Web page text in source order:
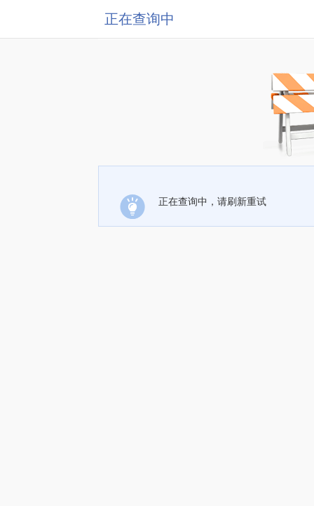
正在查询中
正在查询中，请刷新重试